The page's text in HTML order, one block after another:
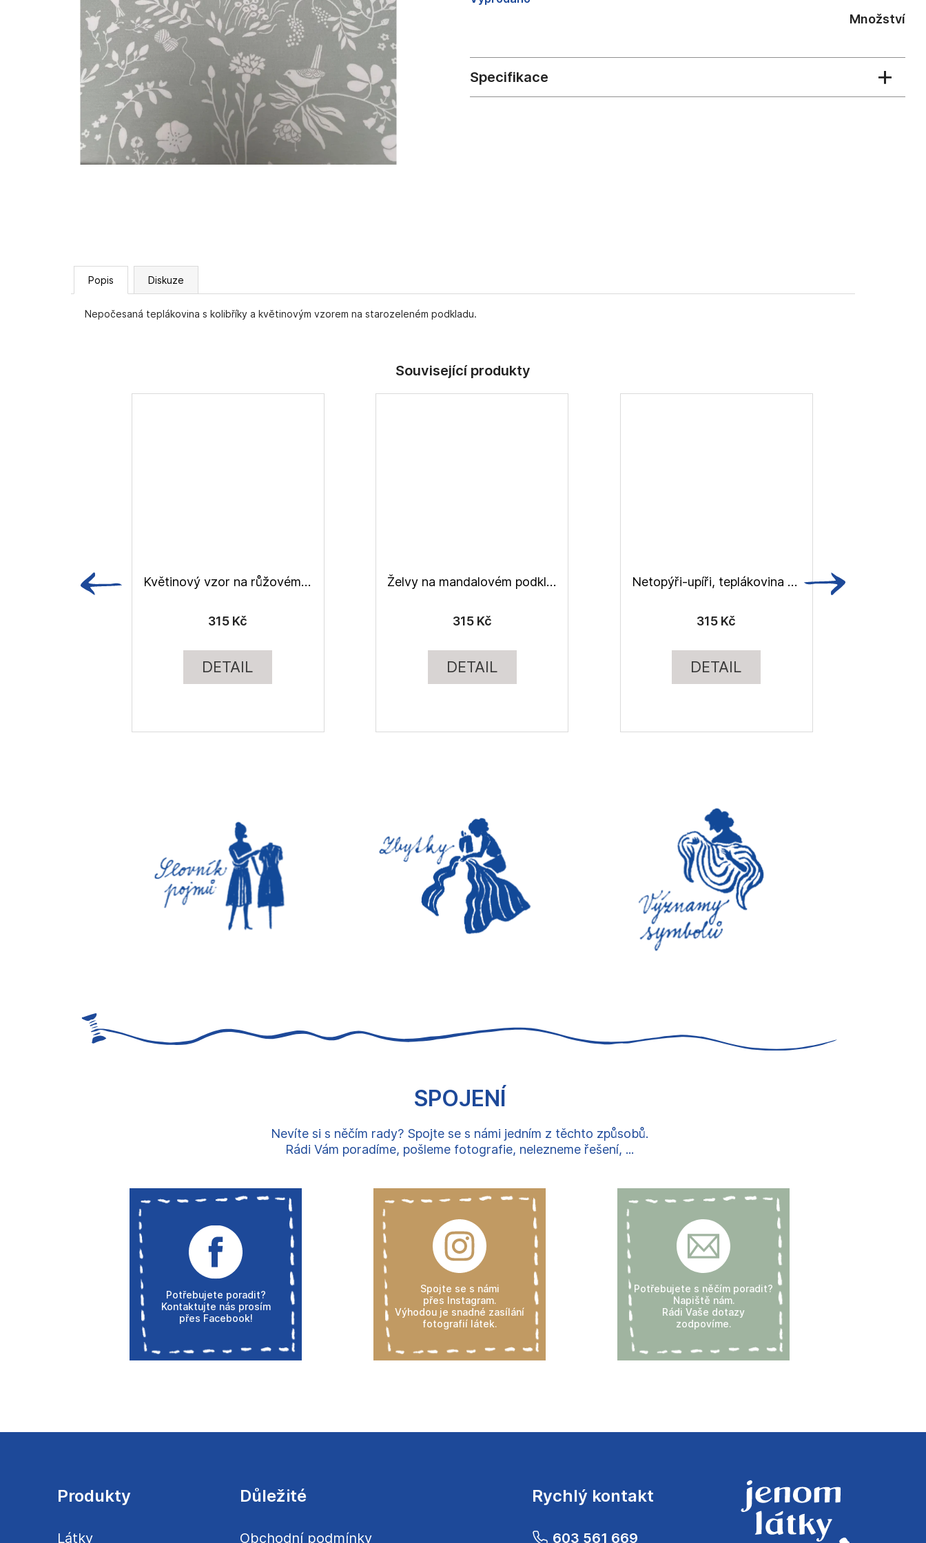
Popis Diskuze
Nepočesaná teplákovina s kolibříky a květinovým vzorem na starozeleném podkladu.
Květinový vzor na růžovém podkladu, teplákovina nepočesaná
315 Kč
DETAIL
Želvy na mandalovém podkladu, teplákovina nepočesaná
315 Kč
DETAIL
Netopýři-upíři, teplákovina nepočesaná
315 Kč
DETAIL
SPOJENÍ
Nevíte si s něčím rady? Spojte se s námi jedním z těchto způsobů.
Rádi Vám poradíme, pošleme fotografie, nelezneme řešení, ...
Potřebujete poradit?
Kontaktujte nás prosím
přes Facebook!
Spojte se s námi
přes Instagram.
Výhodou je snadné zasílání
fotografií látek.
Potřebujete s něčím poradit?
Napiště nám.
Rádi Vaše dotazy
zodpovíme.
Produkty
Látky
Důležité
Obchodní podmínky
Rychlý kontakt
603 561 669